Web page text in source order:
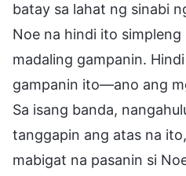
batay sa lahat ng sinabi
Noe na hindi ito
madaling gampanin.
gampanin ito—ano ang
Sa isang banda,
tanggapin ang atas na
mabigat na pasanin si